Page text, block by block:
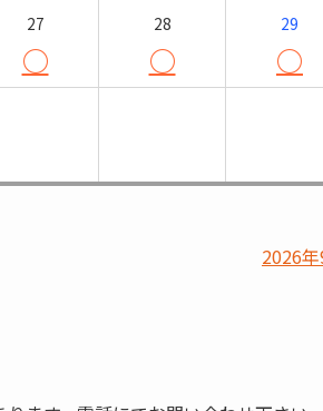
27
○
28
○
29
○
2026